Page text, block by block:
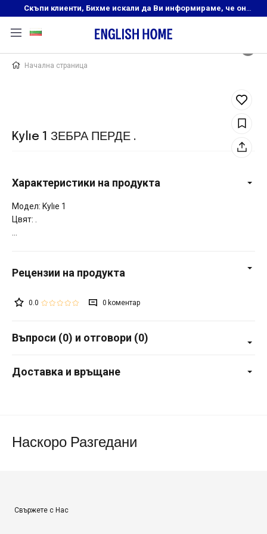
Скъпи клиенти, Бихме искали да Ви информираме, че онлайн магазинът на English Home преустановява своята дейност. Прекрасният ни и усмихнат екип ,Ви очаква в нашите физически магазини, където ще откриете любимите си продукти! Благодарим Ви, че сте част от семейството на Еnglish Home!
Начална страница
Kylıe 1 ЗЕБРА ПЕРДЕ .
Характеристики на продукта
Модел: Kylıe 1
Цвят: .
0.0 0
Въпроси (0) и отговори (0)
Доставка и връщане
Наскоро Разгедани
Свържете с Нас